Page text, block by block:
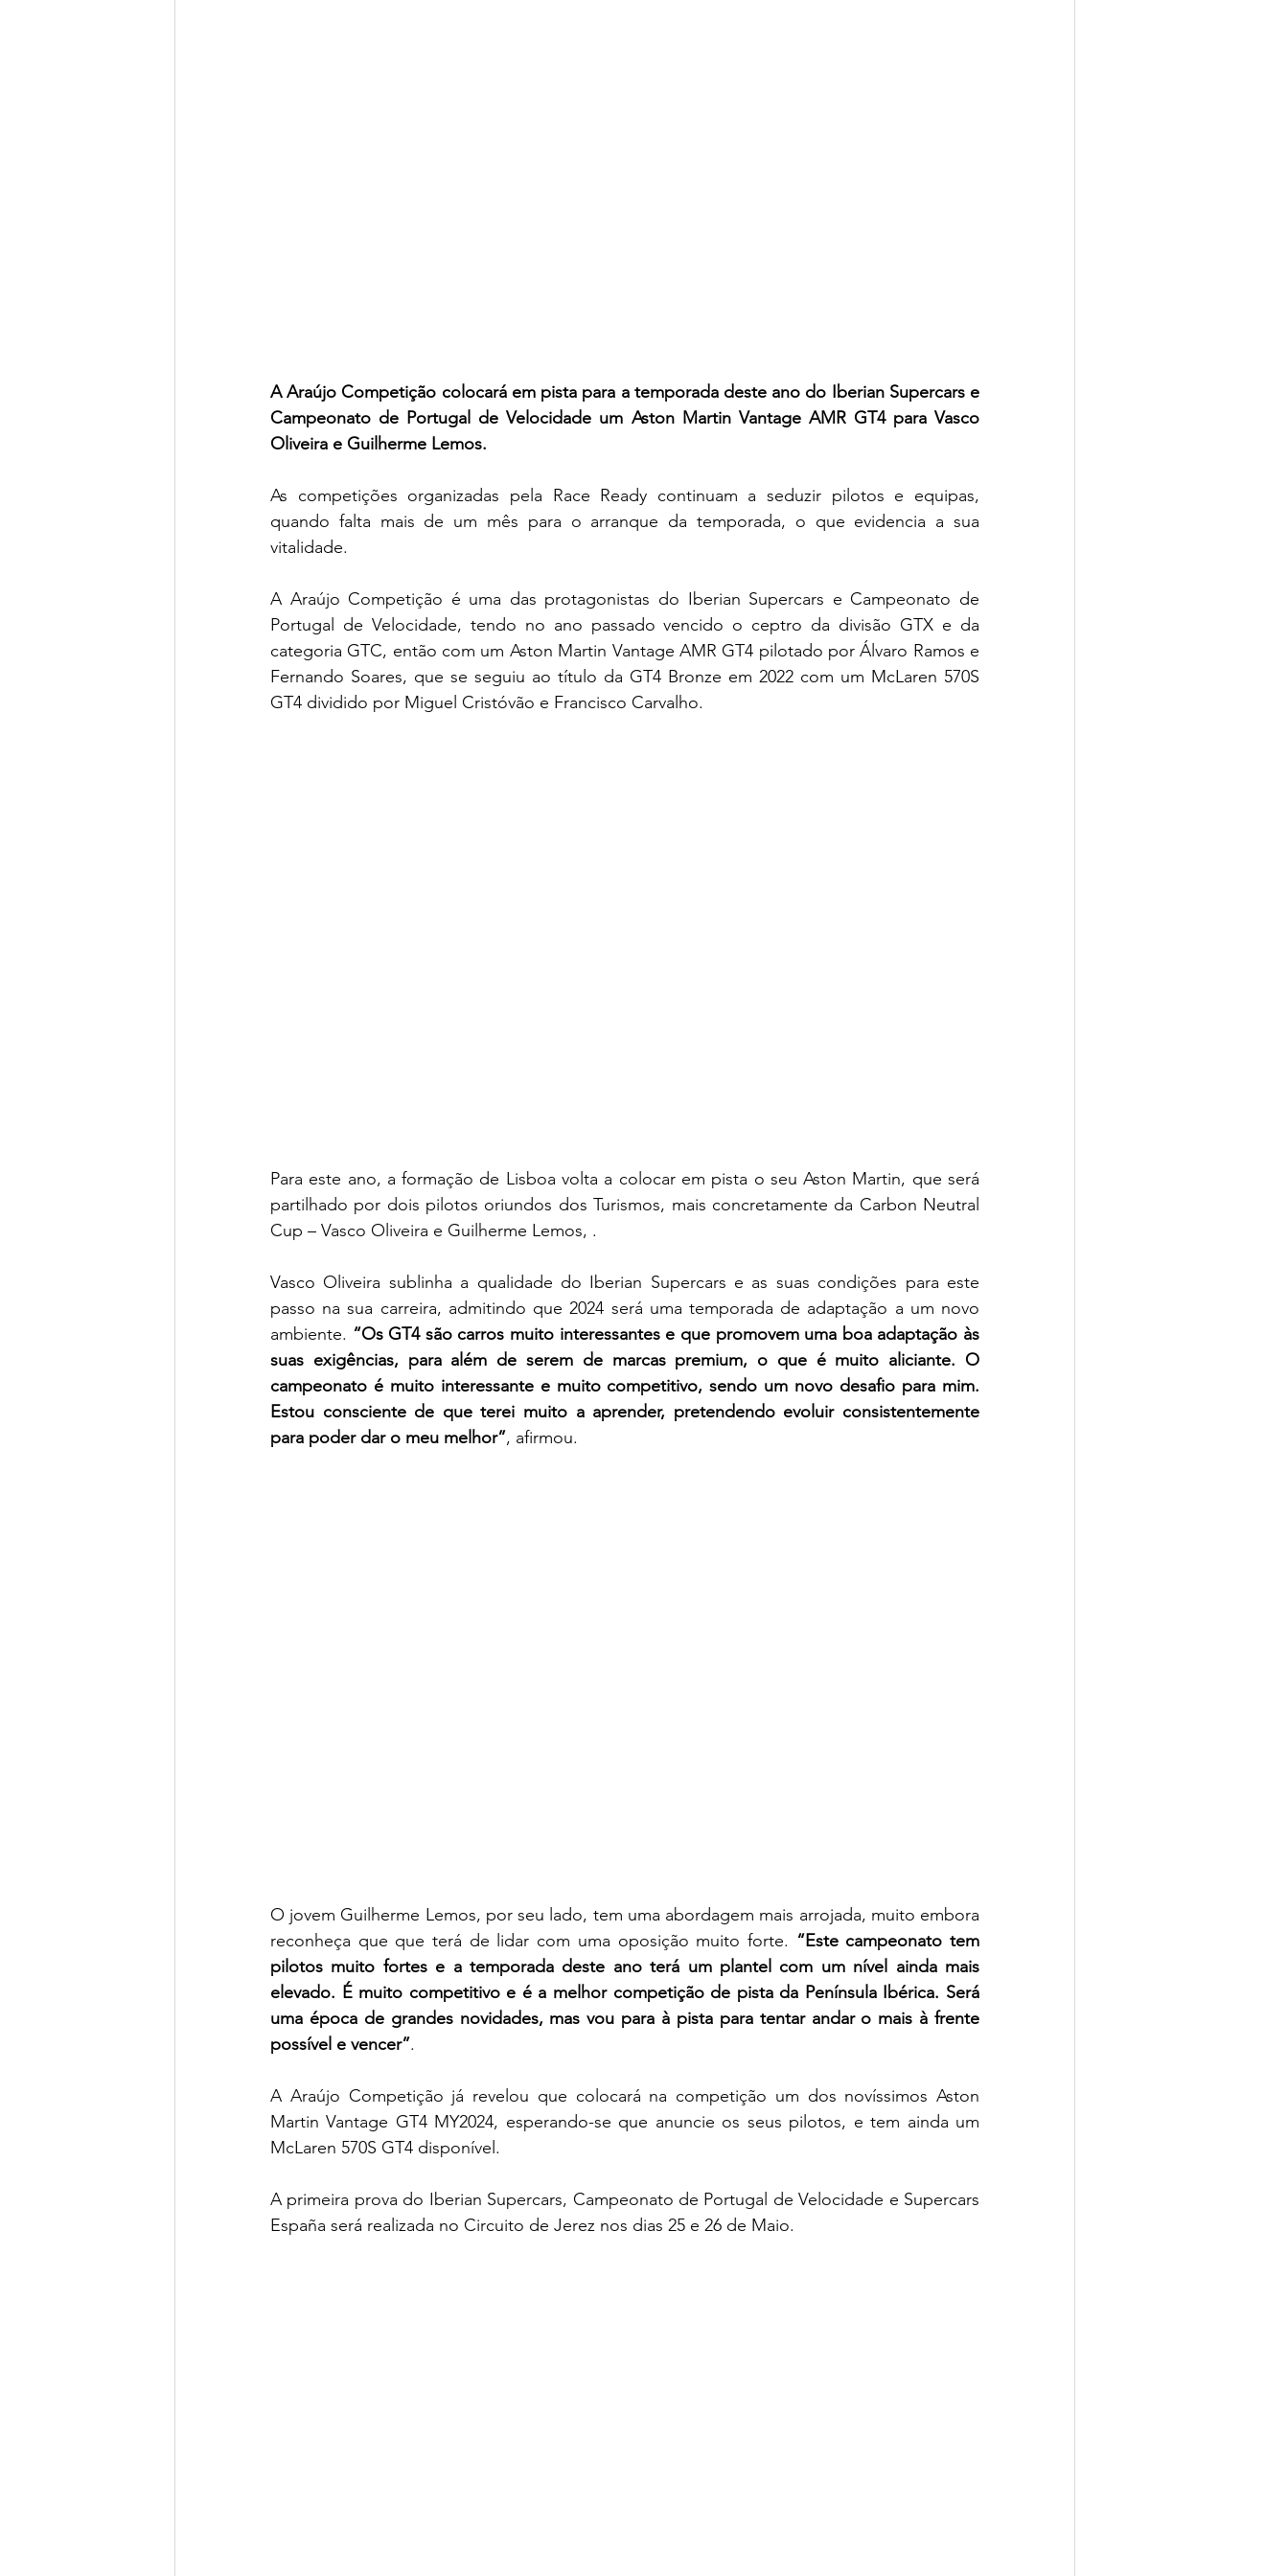
A Araújo Competição colocará em pista para a temporada deste ano do Iberian Supercars e
Campeonato de Portugal de Velocidade um Aston Martin Vantage AMR GT4 para Vasco
Oliveira e Guilherme Lemos.
As competições organizadas pela Race Ready continuam a seduzir pilotos e equipas,
quando falta mais de um mês para o arranque da temporada, o que evidencia a sua
vitalidade.
A Araújo Competição é uma das protagonistas do Iberian Supercars e Campeonato de
Portugal de Velocidade, tendo no ano passado vencido o ceptro da divisão GTX e da
categoria GTC, então com um Aston Martin Vantage AMR GT4 pilotado por Álvaro Ramos e
Fernando Soares, que se seguiu ao título da GT4 Bronze em 2022 com um McLaren 570S
GT4 dividido por Miguel Cristóvão e Francisco Carvalho.
Para este ano, a formação de Lisboa volta a colocar em pista o seu Aston Martin, que será
partilhado por dois pilotos oriundos dos Turismos, mais concretamente da Carbon Neutral
Cup – Vasco Oliveira e Guilherme Lemos, .
Vasco Oliveira sublinha a qualidade do Iberian Supercars e as suas condições para este
passo na sua carreira, admitindo que 2024 será uma temporada de adaptação a um novo
ambiente. “Os GT4 são carros muito interessantes e que promovem uma boa adaptação às
suas exigências, para além de serem de marcas premium, o que é muito aliciante. O
campeonato é muito interessante e muito competitivo, sendo um novo desafio para mim.
Estou consciente de que terei muito a aprender, pretendendo evoluir consistentemente
para poder dar o meu melhor”, afirmou.
O jovem Guilherme Lemos, por seu lado, tem uma abordagem mais arrojada, muito embora
reconheça que que terá de lidar com uma oposição muito forte. “Este campeonato tem
pilotos muito fortes e a temporada deste ano terá um plantel com um nível ainda mais
elevado. É muito competitivo e é a melhor competição de pista da Península Ibérica. Será
uma época de grandes novidades, mas vou para à pista para tentar andar o mais à frente
possível e vencer”.
A Araújo Competição já revelou que colocará na competição um dos novíssimos Aston
Martin Vantage GT4 MY2024, esperando-se que anuncie os seus pilotos, e tem ainda um
McLaren 570S GT4 disponível.
A primeira prova do Iberian Supercars, Campeonato de Portugal de Velocidade e Supercars
España será realizada no Circuito de Jerez nos dias 25 e 26 de Maio.